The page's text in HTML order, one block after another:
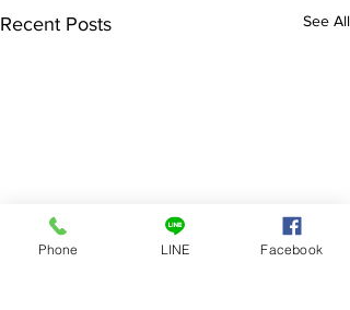
Recent Posts See All
Phone LINE Facebook